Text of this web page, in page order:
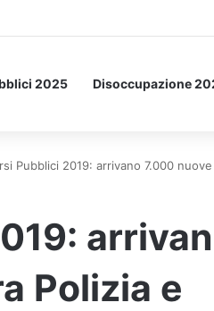
l’esperimento spaziale.
2025 Disoccupazione
Pubblici 2019: arrivano 7.000
Polizia e